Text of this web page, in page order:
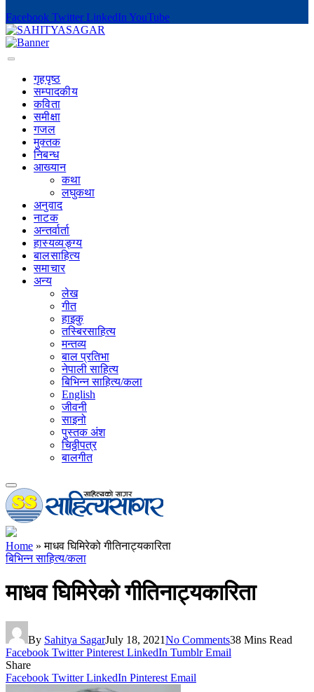
Facebook Twitter LinkedIn YouTube
गृहपृष्‍ठ
सम्पादकीय
कविता
समीक्षा
गजल
मुक्तक
निबन्ध
आख्यान
कथा
लघुकथा
अनुवाद
नाटक
अन्तर्वार्ता
हास्यव्यङ्ग्य
बालसाहित्य
समाचार
अन्य
लेख
गीत
हाइकु
तस्बिरसाहित्य
मन्तव्य
बाल प्रतिभा
नेपाली साहित्य
बिभिन्न साहित्य/कला
English
जीवनी
साइनो
पुस्तक अंश
चिठ्ठीपत्र
बालगीत
Home »माधव घिमिरेको गीतिनाट्यकारिता
बिभिन्न साहित्य/कला
माधव घिमिरेको गीतिनाट्यकारिता
By Sahitya SagarJuly 18, 2021No Comments38 Mins Read
Facebook Twitter Pinterest LinkedIn Tumblr Email
Share
Facebook Twitter LinkedIn Pinterest Email